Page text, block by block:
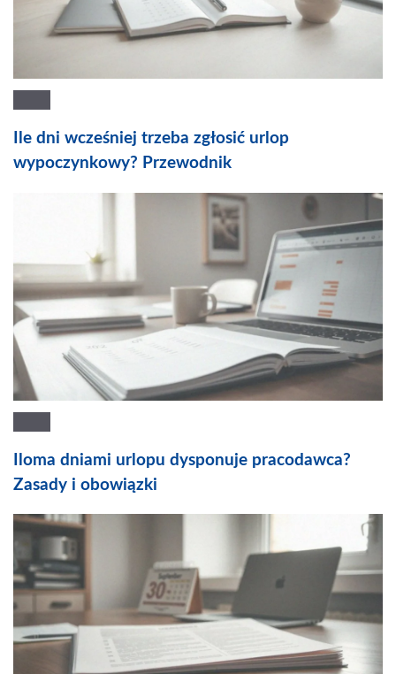
Ile dni wcześniej trzeba zgłosić urlop
wypoczynkowy? Przewodnik
Iloma dniami urlopu dysponuje pracodawca?
Zasady i obowiązki